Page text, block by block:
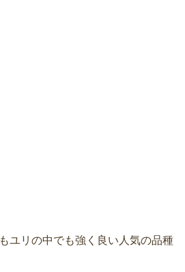
ユリの中でも強く良い人気の品種